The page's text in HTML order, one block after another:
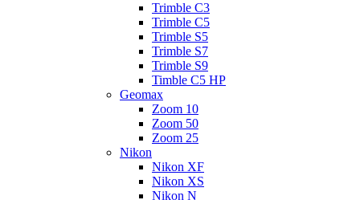
Trimble C3
Trimble C5
Trimble S5
Trimble S7
Trimble S9
Timble C5 HP
Geomax
Zoom 10
Zoom 50
Zoom 25
Nikon
Nikon XF
Nikon XS
Nikon N